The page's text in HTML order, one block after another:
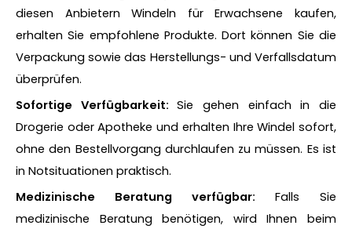
diesen Anbietern Windeln für Erwachsene kaufen,
erhalten Sie empfohlene Produkte. Dort können Sie die
Verpackung sowie das Herstellungs- und Verfallsdatum
überprüfen.
Sofortige Verfügbarkeit:Sie gehen einfach in die
Drogerie oder Apotheke und erhalten Ihre Windel sofort,
ohne den Bestellvorgang durchlaufen zu müssen. Es ist
in Notsituationen praktisch.
Medizinische Beratung verfügbar: Falls Sie
medizinische Beratung benötigen, wird Ihnen beim